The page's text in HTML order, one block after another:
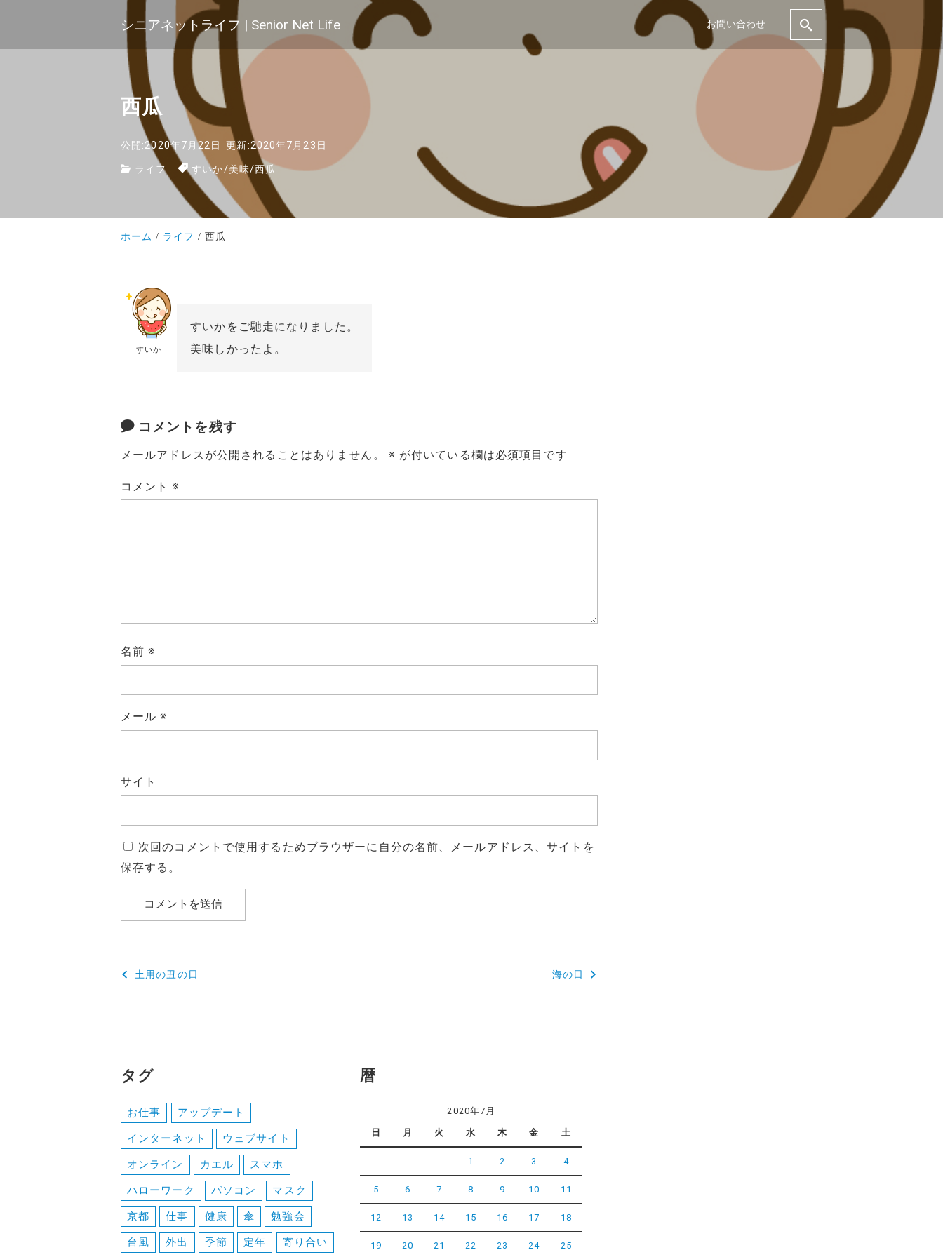
シニアネットライフ | Senior Net Life お問い合わせ
西瓜
公開:2020年7月22日
更新:2020年7月23日
ライフ
すいか/美味/西瓜
ホーム ライフ 西瓜
すいか
すいかをご馳走になりました。
美味しかったよ。
コメントを残す
メールアドレスが公開されることはありません。 ※ が付いている欄は必須項目です
コメント ※
名前※
メール※
サイト
次回のコメントで使用するためブラウザーに自分の名前、メールアドレス、サイトを
保存する。
投
ゲ
シ
ョ
ン
土用の丑の日 海の日
タグ
お仕事 アップデート
インターネット ウェブサイト
オンライン カエル スマホ
ハローワーク パソコン マスク
京都 仕事 健康 傘 勉強会
台風 外出 季節 定年 寄り合い
暦
2020年7月
日 月 火 水 木 金 土
1 2 3 4
5 6 7 8 9 10 11
12 13 14 15 16 17 18
19 20 21 22 23 24 25